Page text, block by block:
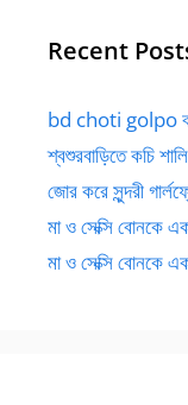
Recent
bd choti golpo
শ্বশুরবাড়িতে কচি
জোর করে সুন্দরী
মা ও সেক্সি বোনকে
মা ও সেক্সি বোনকে